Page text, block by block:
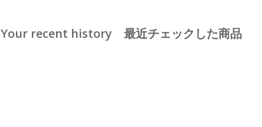
Your recent history 最近チェックした商品